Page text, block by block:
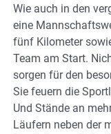
Wie auch in den
eine
fünf Kilometer
Team am Start.
sorgen für den
Sie feuern die
Und Stände an
Läufern neben der